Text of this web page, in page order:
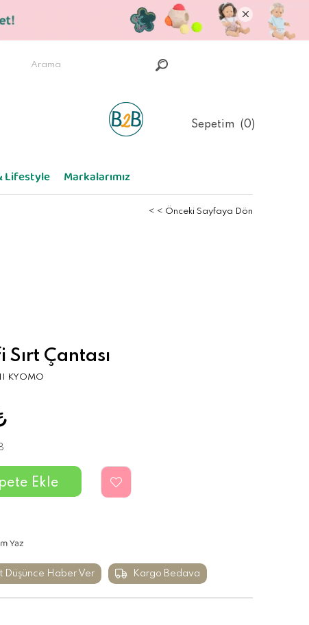
Sepetim 0
Lifestyle Markalarımız
< < Önceki Sayfaya Dön
Çantası
KYOMO
Yaz
Düşünce Haber Ver Kargo Bedava